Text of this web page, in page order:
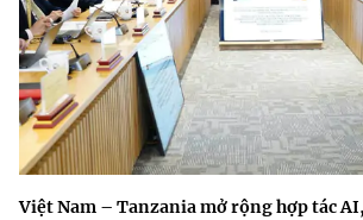
Việt Nam – Tanzania mở rộng hợp tác